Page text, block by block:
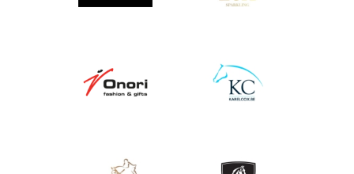
Afbeelding Afbeelding
Afbeelding Afbeelding